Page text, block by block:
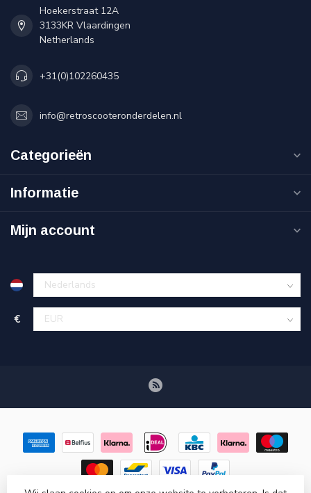
Hoekerstraat 12A
3133KR Vlaardingen
Netherlands
+31(0)102260435
info@retroscooteronderdelen.nl
Categorieën
Informatie
Mijn account
€